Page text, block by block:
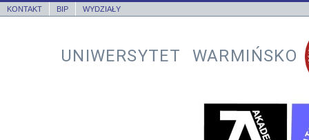
KONTAKT BIP WYDZIAŁY
UNIWERSYTET WARMIŃSKO